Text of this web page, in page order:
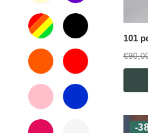
101
€
-